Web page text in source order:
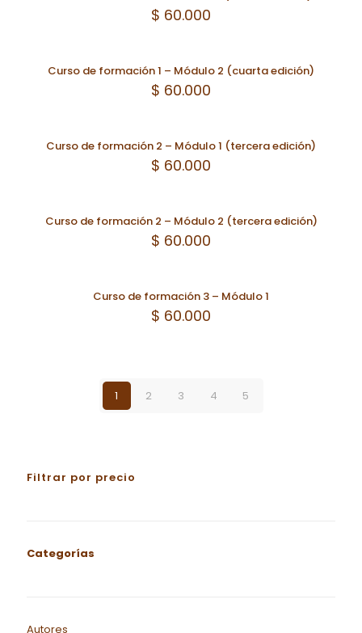
$ 60.000
Curso de formación 1 – Módulo 2 (cuarta edición)
$ 60.000
Curso de formación 2 – Módulo 1 (tercera edición)
$ 60.000
Curso de formación 2 – Módulo 2 (tercera edición)
$ 60.000
Curso de formación 3 – Módulo 1
$ 60.000
1 2 3 4 5
Filtrar por precio
Categorías
Autores